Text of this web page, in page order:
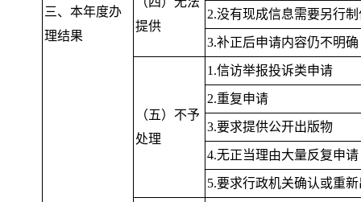
三、本年度办
理结果
提供
2.没有现成信息需要另行
3.补正后申请内容仍不明确
（五）不予
处理
1.信访举报投诉类申请
2.重复申请
3.要求提供公开出版物
4.无正当理由大量反复申请
5.要求行政机关确认或重